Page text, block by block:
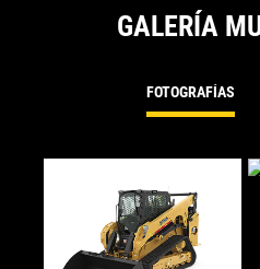
GALERÍA
FOTOGRAFÍAS